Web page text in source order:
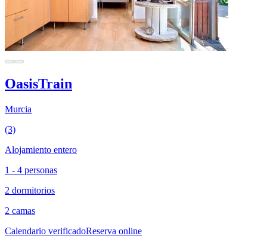
OasisTrain
Murcia
(3)
Alojamiento entero
1 - 4 personas
2 dormitorios
2 camas
Calendario verificadoReserva online